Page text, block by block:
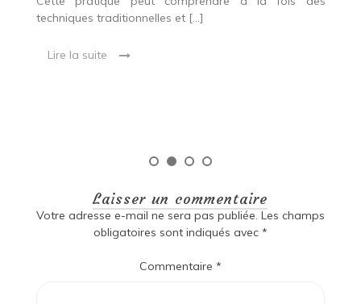
techniques traditionnelles et […]
Lire la suite
Laisser un commentaire
Votre adresse e-mail ne sera pas publiée. Les champs
obligatoires sont indiqués avec *
Commentaire *